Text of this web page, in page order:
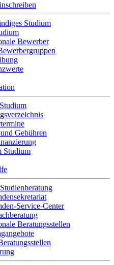
Studium
Bewerber
Gebühren
Studium
Service-Center
Beratungsstellen